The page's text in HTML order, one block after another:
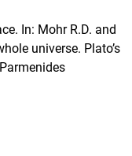
In: Mohr R.D. and
universe. Plato’s